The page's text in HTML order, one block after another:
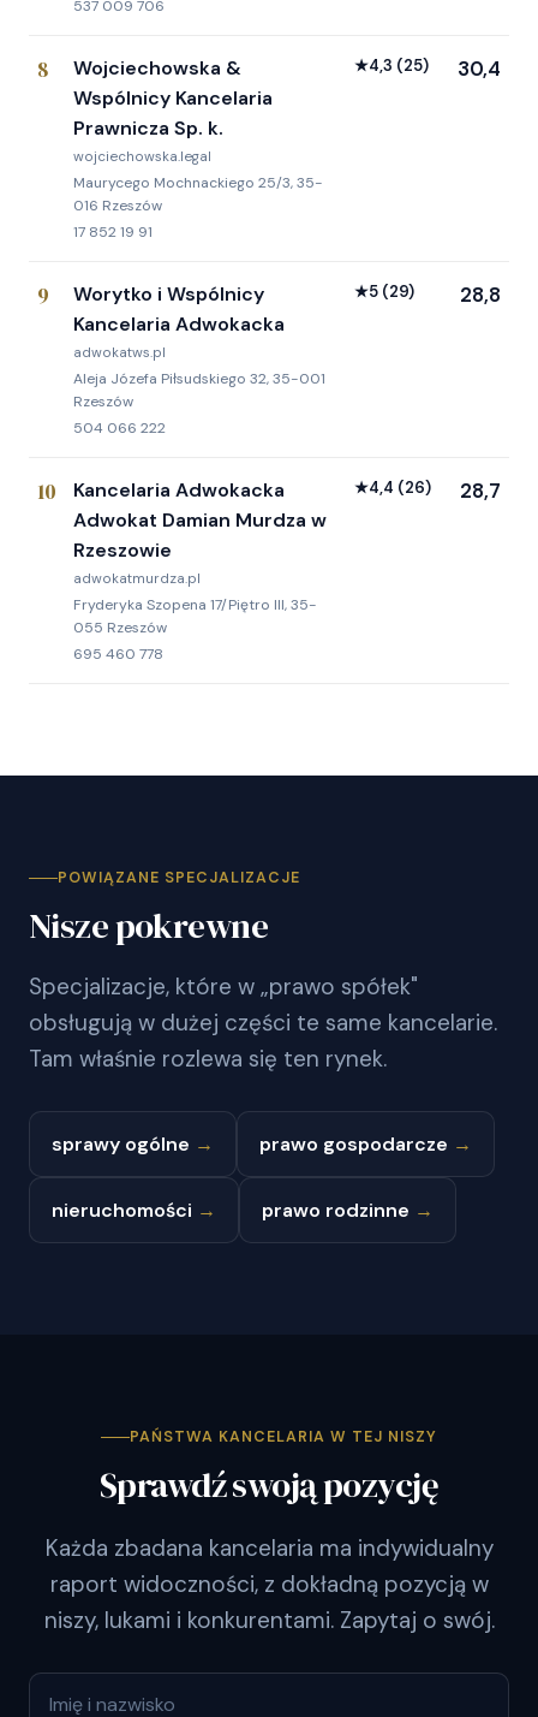
537 009 706
8
Wojciechowska &
Wspólnicy Kancelaria
Prawnicza Sp. k.
wojciechowska.legal
Maurycego Mochnackiego 25/3, 35-
016 Rzeszów
17 852 19 91
★4,3 (25) 30,4
9
Worytko i Wspólnicy
Kancelaria Adwokacka
adwokatws.pl
Aleja Józefa Piłsudskiego 32, 35-001
Rzeszów
504 066 222
★5 (29) 28,8
10
Kancelaria Adwokacka
Adwokat Damian Murdza w
Rzeszowie
adwokatmurdza.pl
Fryderyka Szopena 17/Piętro III, 35-
055 Rzeszów
695 460 778
★4,4 (26) 28,7
POWIĄZANE SPECJALIZACJE
Nisze pokrewne
Specjalizacje, które w „prawo spółek"
obsługują w dużej części te same kancelarie.
Tam właśnie rozlewa się ten rynek.
sprawy ogólne → prawo gospodarcze →
nieruchomości → prawo rodzinne →
PAŃSTWA KANCELARIA W TEJ NISZY
Sprawdź swoją pozycję
Każda zbadana kancelaria ma indywidualny
raport widoczności, z dokładną pozycją w
niszy, lukami i konkurentami. Zapytaj o swój.